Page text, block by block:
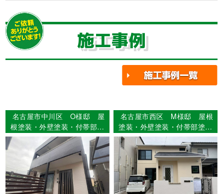
施工事例
名古屋市中川区 O様邸 屋
根塗装・外壁塗装・付帯部塗
装・シーリング工事・ベラン
ダ防水工事 【使用塗料】屋
根：ｳﾙﾄﾗSi 外壁：ｳﾙﾄﾗSi
名古屋市西区 M様邸 屋根
塗装・外壁塗装・付帯部塗装
工事 【使用塗料】屋根：シ
ャネツテックSi-JY 外壁：
スーパーラジカルシリコン
GH